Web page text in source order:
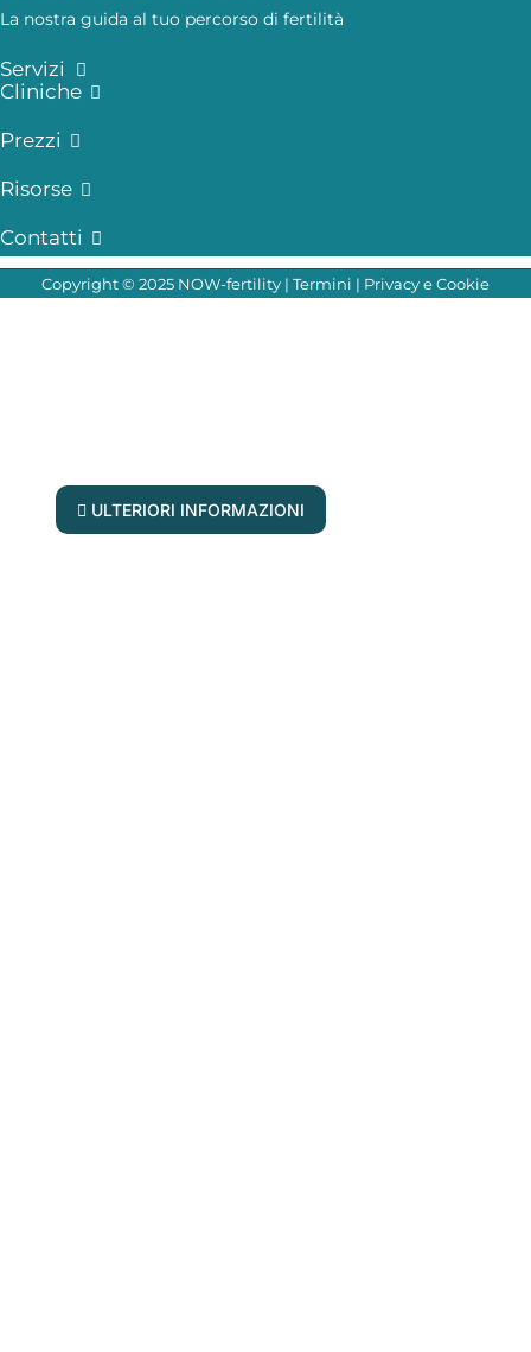
La nostra guida al tuo percorso di fertilità
Servizi
Cliniche
Prezzi
Risorse
Contatti
Copyright © 2025 NOW-fertility | Termini | Privacy e Cookie
ULTERIORI INFORMAZIONI